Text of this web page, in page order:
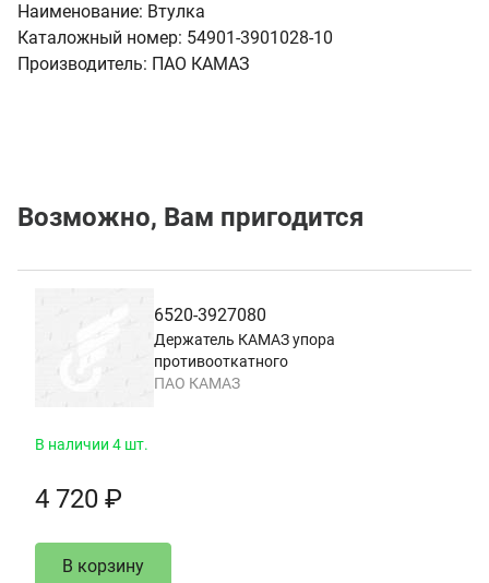
Наименование: Втулка
Каталожный номер: 54901-3901028-10
Производитель: ПАО КАМАЗ
Возможно, Вам пригодится
6520-3927080
Держатель КАМАЗ упора
противооткатного
ПАО КАМАЗ
В наличии 4 шт.
4 720 ₽
В корзину